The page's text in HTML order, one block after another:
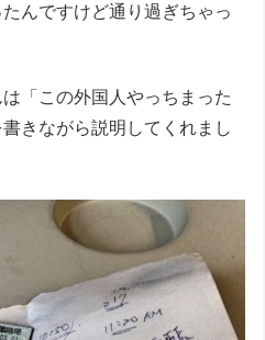
んですけど通り過ぎちゃっ
「この外国人やっちまった
きながら説明してくれまし